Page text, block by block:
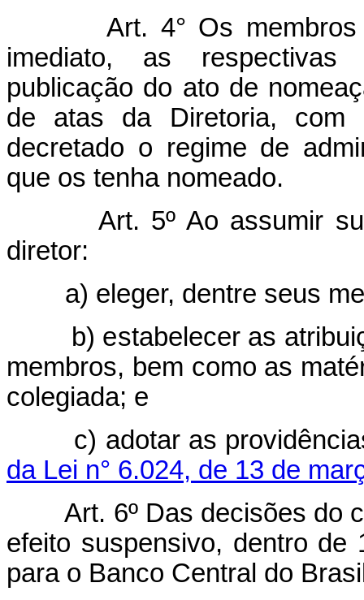
Art. 4° Os
imediato, as respectivas
publicação do ato de
de atas da Diretoria, com
decretado o regime de
que os tenha nomeado.
Art. 5º Ao assumir
diretor:
a) eleger, dentre seus
b) estabelecer as
membros, bem como as
colegiada; e
c) adotar as
da Lei n° 6.024, de 13 de
Art. 6º Das decisões do
efeito suspensivo, dentro
para o Banco Central do